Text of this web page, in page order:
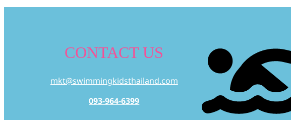
CONTACT US
mkt@swimmingkidsthailand.com
093-964-6399